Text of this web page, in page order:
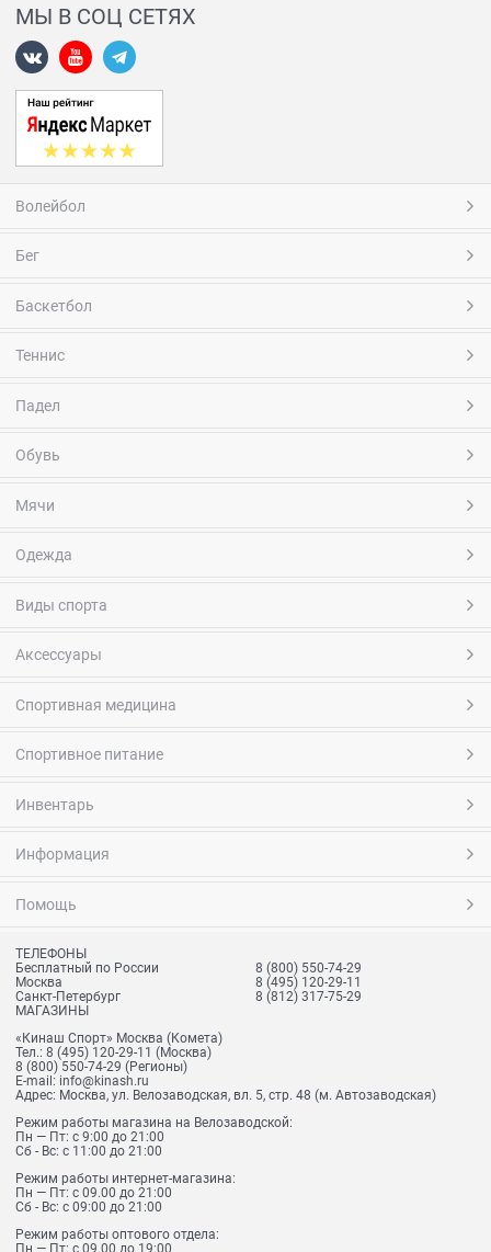
МЫ В СОЦ СЕТЯХ
Волейбол
Бег
Баскетбол
Теннис
Падел
Обувь
Мячи
Одежда
Виды спорта
Аксессуары
Спортивная медицина
Спортивное питание
Инвентарь
Информация
Помощь
ТЕЛЕФОНЫ
Бесплатный по России
8 (800) 550-74-29
Москва
8 (495) 120-29-11
Санкт-Петербург
8 (812) 317-75-29
МАГАЗИНЫ
«Кинаш Спорт» Москва (Комета)
Тел.: 8 (495) 120-29-11 (Москва)
8 (800) 550-74-29 (Регионы)
E-mail: info@kinash.ru
Адрес: Москва, ул. Велозаводская, вл. 5, стр. 48 (м. Автозаводская)
Режим работы магазина на Велозаводской:
Пн — Пт: с 9:00 до 21:00
Сб - Вс: с 11:00 до 21:00
Режим работы интернет-магазина:
Пн — Пт: с 09.00 до 21:00
Сб - Вс: с 09:00 до 21:00
Режим работы оптового отдела:
Пн — Пт: с 09.00 до 19:00